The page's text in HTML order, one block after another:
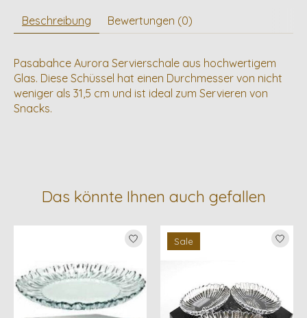
Beschreibung Bewertungen (0)
Pasabahce Aurora Servierschale aus hochwertigem
Glas. Diese Schüssel hat einen Durchmesser von nicht
weniger als 31,5 cm und ist ideal zum Servieren von
Snacks.
Das könnte Ihnen auch gefallen
Produkt-Karussell-Artikel
Sale